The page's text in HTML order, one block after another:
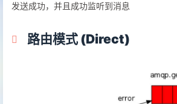
发送成功，并且成功监听到消息
路由模式 (Direct)